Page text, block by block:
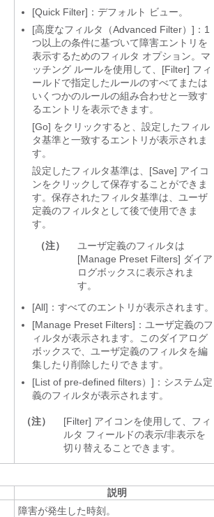
[Quick Filter] ：デフォルト ビュー。
[高度なフィルタ（Advanced Filter）] ：1
つ以上の条件に基づいて障害エントリを
表示するためのフィルタ オプション。マ
ッチング ルールを使用して、[Filter] フィ
ールドで指定したルールのすべてまたは
いくつかのルールの組み合わせと一致す
るエントリを表示できます。
[Go] をクリックすると、設定したフィル
タ基準と一致するエントリが表示されま
す。
設定したフィルタ基準は、[Save] アイコ
ンをクリックして保存することができま
す。保存されたフィルタ基準は、ユーザ
定義のフィルタとして後で使用できま
す。
（注）
ユーザ定義のフィルタは
[Manage Preset Filters] ダイア
ログボックスに表示されま
す。
[All] ：すべてのエントリが表示されます。
[Manage Preset Filters] ：ユーザ定義のフ
ィルタが表示されます。このダイアログ
ボックスで、ユーザ定義のフィルタを編
集したり削除したりできます。
[List of pre-defined filters）] ：システム定
義のフィルタが表示されます。
（注） [Filter] アイコンを使用して、フィ
ルタ フィールドの表示/非表示を
切り替えることできます。
説明
障害が発生した時刻。